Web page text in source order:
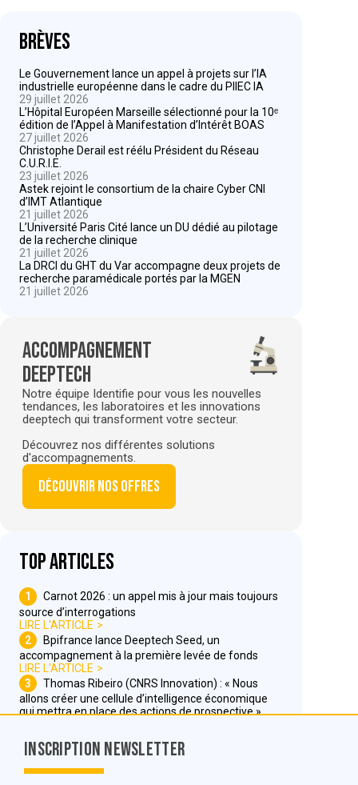
Brèves
Le Gouvernement lance un appel à projets sur l’IA
industrielle européenne dans le cadre du PIIEC IA
29 juillet 2026
L’Hôpital Européen Marseille sélectionné pour la 10ᵉ
édition de l’Appel à Manifestation d’Intérêt BOAS
27 juillet 2026
Christophe Derail est réélu Président du Réseau
C.U.R.I.E.
23 juillet 2026
Astek rejoint le consortium de la chaire Cyber CNI
d’IMT Atlantique
21 juillet 2026
L’Université Paris Cité lance un DU dédié au pilotage
de la recherche clinique
21 juillet 2026
La DRCI du GHT du Var accompagne deux projets de
recherche paramédicale portés par la MGEN
21 juillet 2026
Accompagnement
deeptech
Notre équipe Identifie pour vous les nouvelles
tendances, les laboratoires et les innovations
deeptech qui transforment votre secteur.
Découvrez nos différentes solutions
d'accompagnements.
Découvrir nos offres
Top articles
1
Carnot 2026 : un appel mis à jour mais toujours
source d’interrogations
LIRE L'ARTICLE
2
Bpifrance lance Deeptech Seed, un
accompagnement à la première levée de fonds
LIRE L'ARTICLE
3
Thomas Ribeiro (CNRS Innovation) : « Nous
allons créer une cellule d’intelligence économique
qui mettra en place des actions de prospective »
Inscription Newsletter